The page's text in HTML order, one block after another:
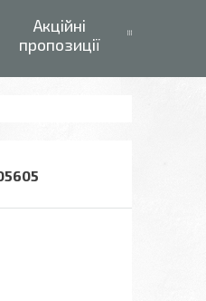
Акційні
пропозиції